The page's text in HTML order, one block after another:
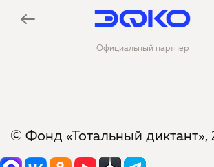
© Фонд «Тотальный диктант»,